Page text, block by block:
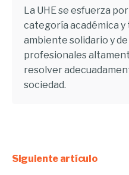
La UHE se esfuerza
categoría académica y
ambiente solidario y
profesionales
resolver
sociedad.
Siguiente artículo